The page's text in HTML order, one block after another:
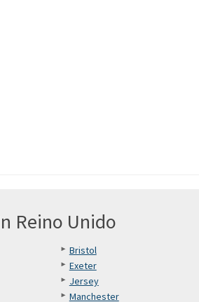
Reino Unido
Bristol
Exeter
Jersey
Manchester